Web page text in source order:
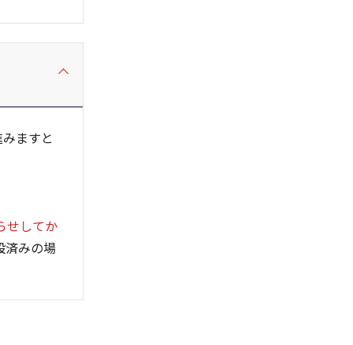
ますと
せしてか
済みの場